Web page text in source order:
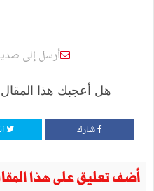
أرسل إلى
هل أعجبك هذا
شارك
أضف تعليق على هذا